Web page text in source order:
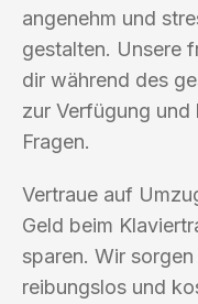
angenehm und
gestalten. Unsere
dir während des
zur Verfügung
Fragen.
Vertraue auf
Geld beim
sparen. Wir
reibungslos und